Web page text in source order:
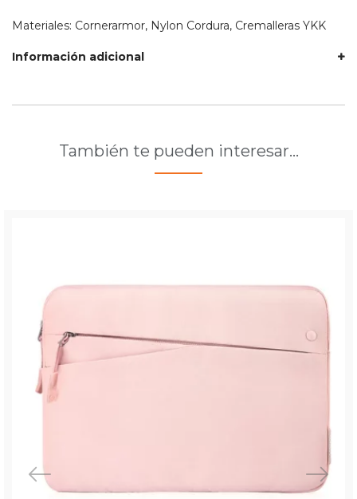
Materiales: Cornerarmor, Nylon Cordura, Cremalleras YKK
Información adicional
También te pueden interesar…